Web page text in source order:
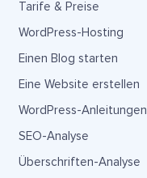
Tarife & Preise
WordPress-Hosting
Einen Blog starten
Eine Website erstellen
WordPress-Anleitungen
SEO-Analyse
Überschriften-Analyse